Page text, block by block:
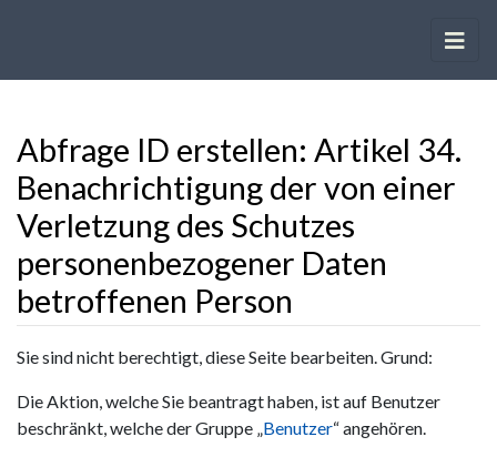
Abfrage ID erstellen: Artikel 34.
Benachrichtigung der von einer
Verletzung des Schutzes
personenbezogener Daten
betroffenen Person
Wechseln zu: Navigation ,Suche
Sie sind nicht berechtigt, diese Seite bearbeiten. Grund:
Die Aktion, welche Sie beantragt haben, ist auf Benutzer
beschränkt, welche der Gruppe „Benutzer“ angehören.